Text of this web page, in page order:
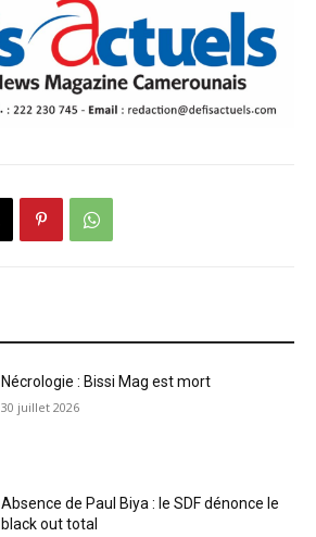
Nécrologie : Bissi Mag est mort
30 juillet 2026
Absence de Paul Biya : le SDF dénonce le
black out total